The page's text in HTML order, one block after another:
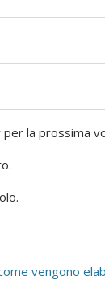
la prossima
vengono